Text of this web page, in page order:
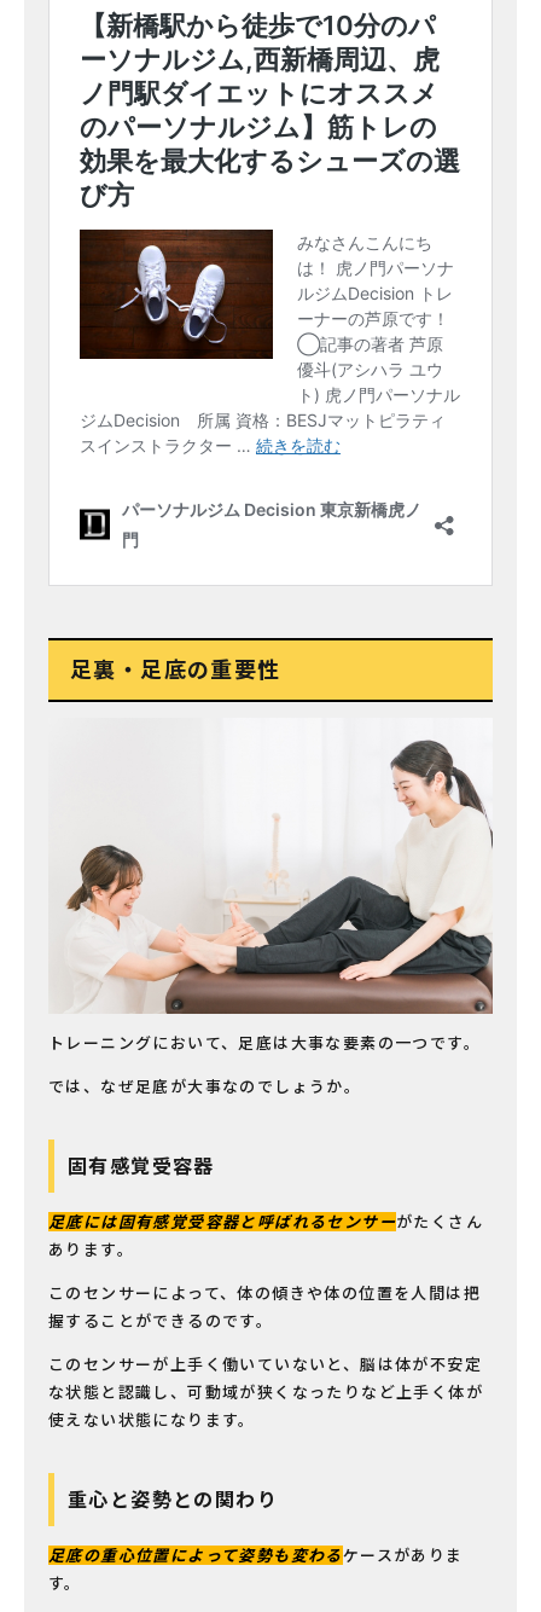
足裏・足底の重要性
トレーニングにおいて、足底は大事な要素の一つです。
では、なぜ足底が大事なのでしょうか。
固有感覚受容器
足底には固有感覚受容器と呼ばれるセンサーがたくさん
あります。
このセンサーによって、体の傾きや体の位置を人間は把
握することができるのです。
このセンサーが上手く働いていないと、脳は体が不安定
な状態と認識し、可動域が狭くなったりなど上手く体が
使えない状態になります。
重心と姿勢との関わり
足底の重心位置によって姿勢も変わるケースがありま
す。